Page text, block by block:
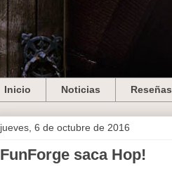
Inicio Noticias Reseñas
jueves, 6 de octubre de 2016
FunForge saca Hop!